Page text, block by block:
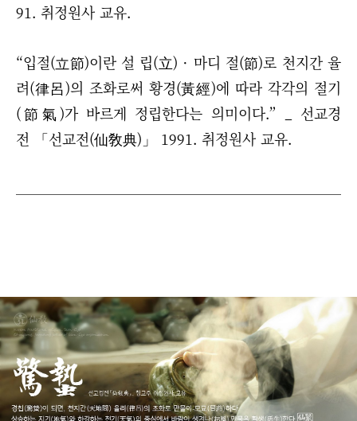
91. 취정원사 교유.
“입절(立節)이란 설 립(立) · 마디 절(節)로 천지간 율
려(律呂)의 조화로써 황경(黃經)에 따라 각각의 절기
(節氣)가 바르게 정립한다는 의미이다.” _ 선교경
전 「선교전(仙敎典)」 1991. 취정원사 교유.